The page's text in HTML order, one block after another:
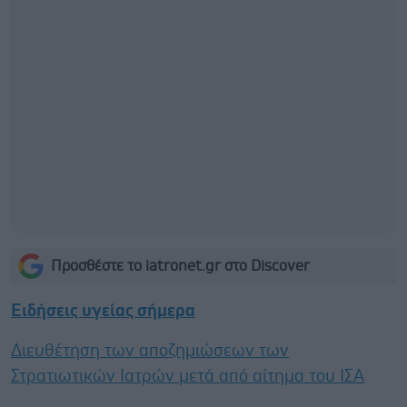
Προσθέστε το iatronet.gr στο Discover
Ειδήσεις υγείας σήμερα
Διευθέτηση των αποζημιώσεων των
Στρατιωτικών Ιατρών μετά από αίτημα του ΙΣΑ